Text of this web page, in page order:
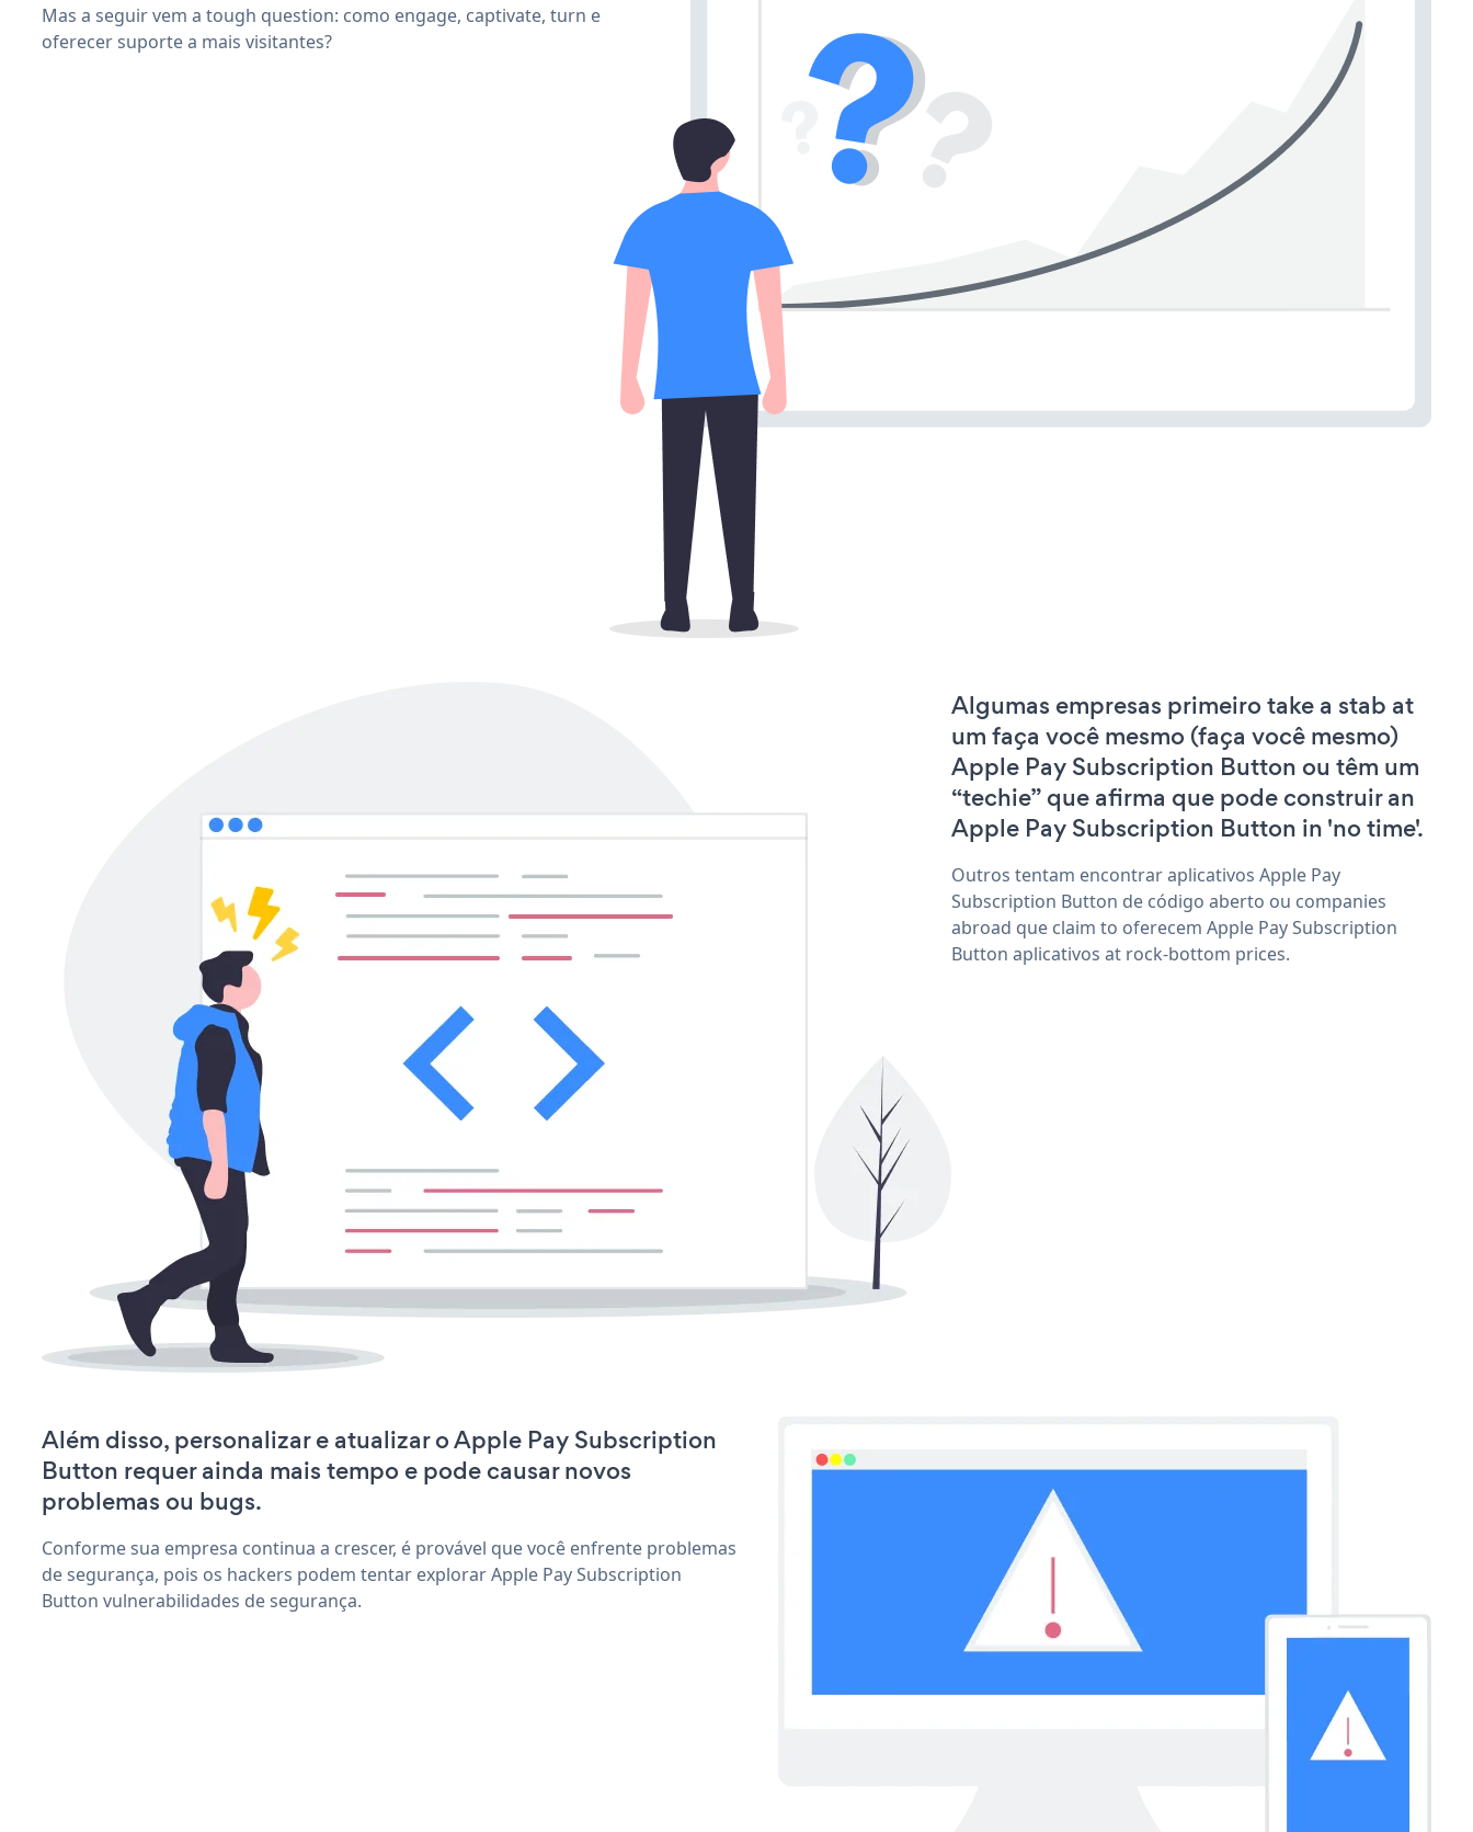
Mas a seguir vem a tough question: como engage, captivate, turn e
oferecer suporte a mais visitantes?
Algumas empresas primeiro take a stab at
um faça você mesmo (faça você mesmo)
Apple Pay Subscription Button ou têm um
“techie” que afirma que pode construir an
Apple Pay Subscription Button in 'no time'.
Outros tentam encontrar aplicativos Apple Pay
Subscription Button de código aberto ou companies
abroad que claim to oferecem Apple Pay Subscription
Button aplicativos at rock-bottom prices.
Além disso, personalizar e atualizar o Apple Pay Subscription
Button requer ainda mais tempo e pode causar novos
problemas ou bugs.
Conforme sua empresa continua a crescer, é provável que você enfrente problemas
de segurança, pois os hackers podem tentar explorar Apple Pay Subscription
Button vulnerabilidades de segurança.